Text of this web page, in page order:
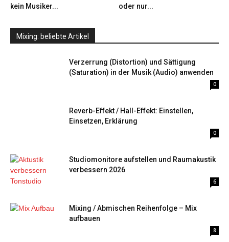
kein Musiker...
oder nur...
Mixing: beliebte Artikel
Verzerrung (Distortion) und Sättigung
(Saturation) in der Musik (Audio) anwenden
0
Reverb-Effekt / Hall-Effekt: Einstellen,
Einsetzen, Erklärung
0
Studiomonitore aufstellen und Raumakustik
verbessern 2026
6
Mixing / Abmischen Reihenfolge – Mix
aufbauen
8